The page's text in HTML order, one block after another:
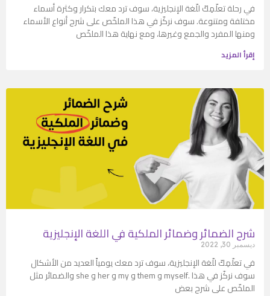
في رحلة تعلّمِكّ للّغة الإنجليزية، سوف ترد معك بتكرار وكثرة أسماء
مختلفة ومتنوعة. سوف نركّز في هذا الملخّص على شرح أنواع الأسماء
ومنها المفرد والجمع وغيرها، ومع نهاية هذا الملخّص
إقرأ المزيد
شرح الضمائر وضمائر الملكية في اللغة الإنجليزية
ديسمبر 30, 2022
في تعلّمِكّ للّغة الإنجليزية، سوف ترد معك يومياً العديد من الأشكال
والضمائر مثل she و her و my و them و myself. سوف نركّز في هذا
الملخّص على شرح بعض